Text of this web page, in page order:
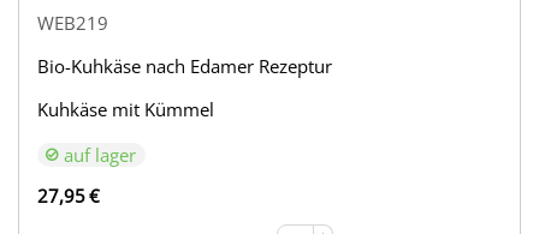
WEB219
Bio-Kuhkäse nach Edamer Rezeptur
Kuhkäse mit Kümmel
auf lager
27,95€